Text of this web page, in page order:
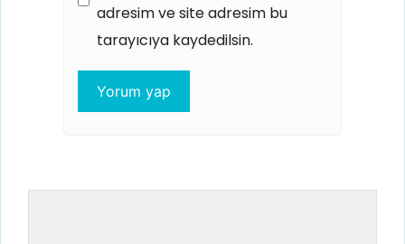
adresim ve site adresim bu
tarayıcıya kaydedilsin.